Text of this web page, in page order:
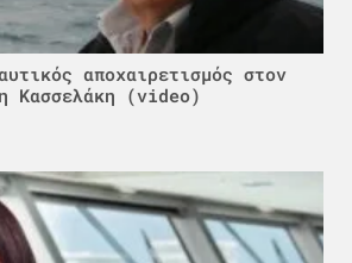
αποχαιρετισμός στον
Κασσελάκη (video)